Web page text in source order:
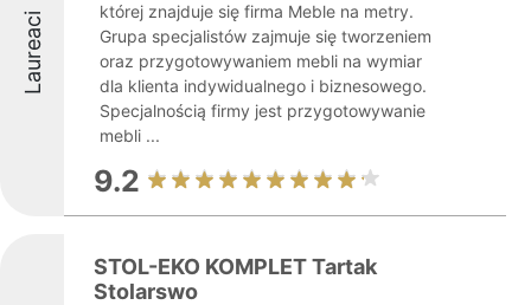
Laureaci
której znajduje się firma Meble na metry.
Grupa specjalistów zajmuje się tworzeniem
oraz przygotowywaniem mebli na wymiar
dla klienta indywidualnego i biznesowego.
Specjalnością firmy jest przygotowywanie
mebli ...
9.2
STOL-EKO KOMPLET Tartak
Stolarswo